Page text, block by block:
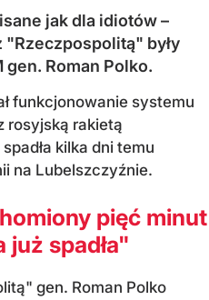
jak dla idiotów –
"Rzeczpospolitą" były
Roman Polko.
funkcjonowanie systemu
rosyjską rakietą
kilka dni temu
na Lubelszczyźnie.
pięć minut
spadła"
gen. Roman Polko